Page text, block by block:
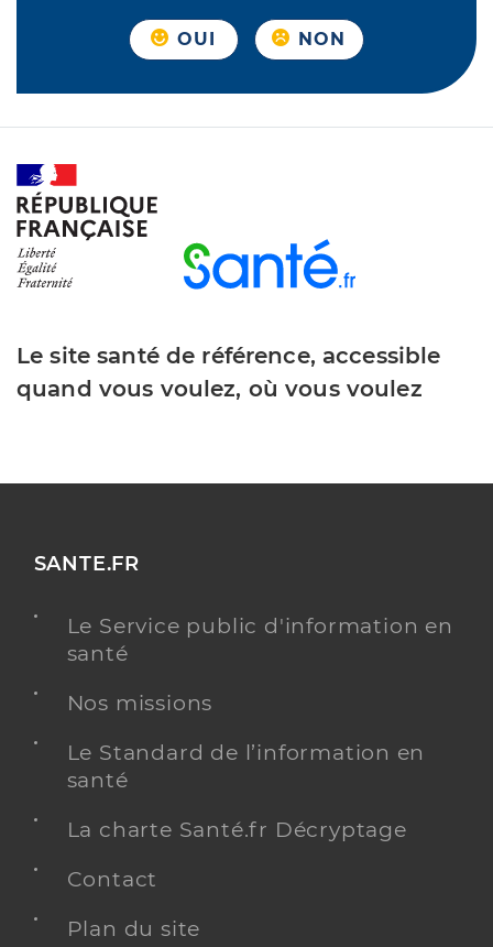
OUI NON
Le site santé de référence, accessible
quand vous voulez, où vous voulez
SANTE.FR
Le Service public d'information en
santé
Nos missions
Le Standard de l’information en
santé
La charte Santé.fr Décryptage
Contact
Plan du site